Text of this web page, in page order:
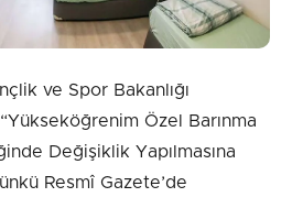
ve Spor Bakanlığı
Özel Barınma
Değişiklik Yapılmasına
Resmî Gazete’de